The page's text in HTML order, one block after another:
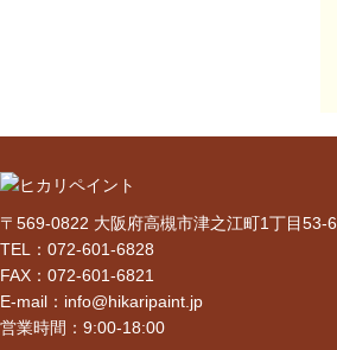
〒569-0822 大阪府高槻市津之江町1丁目53-6
TEL：072-601-6828
FAX：072-601-6821
E-mail：info@hikaripaint.jp
営業時間：9:00-18:00